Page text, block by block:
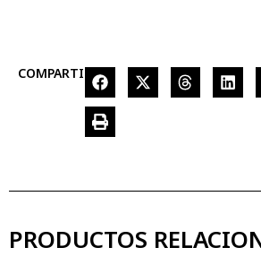
COMPARTIR
PRODUCTOS